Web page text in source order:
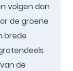
volgen dan
de groene
brede
de